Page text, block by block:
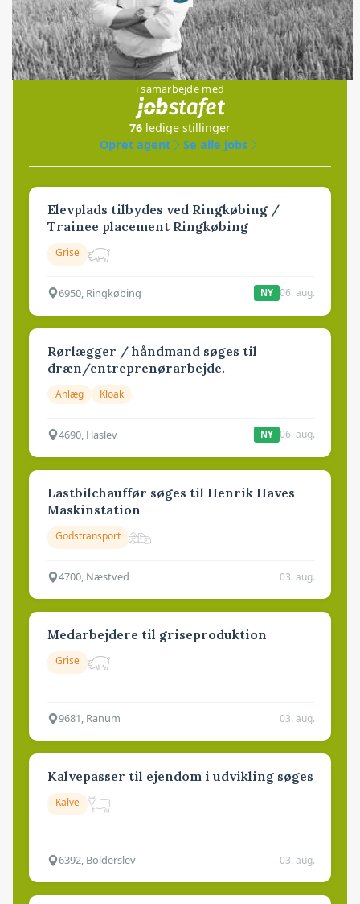
Jobs
i samarbejde med
76 ledige stillinger
Opret agent
Se alle jobs
Elevplads tilbydes ved Ringkøbing /
Trainee placement Ringkøbing
Grise
6950, Ringkøbing NY 06. aug.
Rørlægger / håndmand søges til
dræn/entreprenørarbejde.
Anlæg Kloak
4690, Haslev NY 06. aug.
Lastbilchauffør søges til Henrik Haves
Maskinstation
Godstransport
4700, Næstved 03. aug.
Medarbejdere til griseproduktion
Grise
9681, Ranum 03. aug.
Kalvepasser til ejendom i udvikling søges
Kalve
6392, Bolderslev 03. aug.